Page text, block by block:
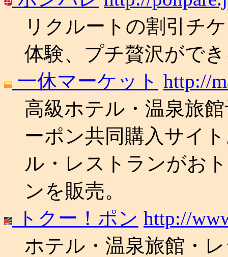
リクルートの割引チ
体験、プチ贅沢がで
一休マーケット http://
高級ホテル・温泉旅
ーポン共同購入サイ
ル・レストランがお
ンを販売。
トクー！ポン http://
ホテル・温泉旅館・